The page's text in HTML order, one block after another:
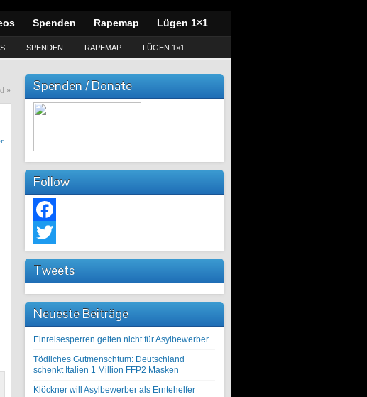
Spenden Rapemap Lügen 1×1
SPENDEN RAPEMAP LÜGEN 1×1
» Spenden / Donate
Follow
Facebook
Tweets
Neueste Beiträge
Einreisesperren gelten nicht für Asylbewerber
Tödliches Gutmenschtum: Deutschland
schenkt Italien 1 Million FFP2 Masken
Klöckner will Asylbewerber als Erntehelfer